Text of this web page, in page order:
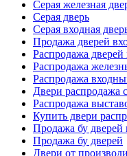
Серая железная
Серая дверь
Серая входная
Продажа дверей
Распродажа
Распродажа
Распродажа
Двери распродажа
Распродажа
Купить двери
Продажа бу дверей
Продажа бу дверей
Двери от